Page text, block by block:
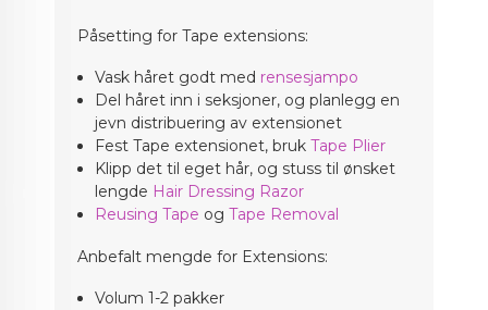
Påsetting for Tape extensions:
Vask håret godt med rensesjampo
Del håret inn i seksjoner, og planlegg en
jevn distribuering av extensionet
Fest Tape extensionet, bruk Tape Plier
Klipp det til eget hår, og stuss til ønsket
lengde Hair Dressing Razor
Reusing Tape og Tape Removal
Anbefalt mengde for Extensions:
Volum 1-2 pakker